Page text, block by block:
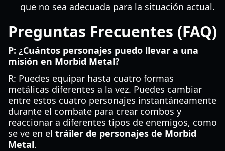
que no sea adecuada para la situación actual.
Preguntas Frecuentes (FAQ)
P: ¿Cuántos personajes puedo llevar a una
misión en Morbid Metal?
R: Puedes equipar hasta cuatro formas
metálicas diferentes a la vez. Puedes cambiar
entre estos cuatro personajes instantáneamente
durante el combate para crear combos y
reaccionar a diferentes tipos de enemigos, como
se ve en el tráiler de personajes de Morbid
Metal.